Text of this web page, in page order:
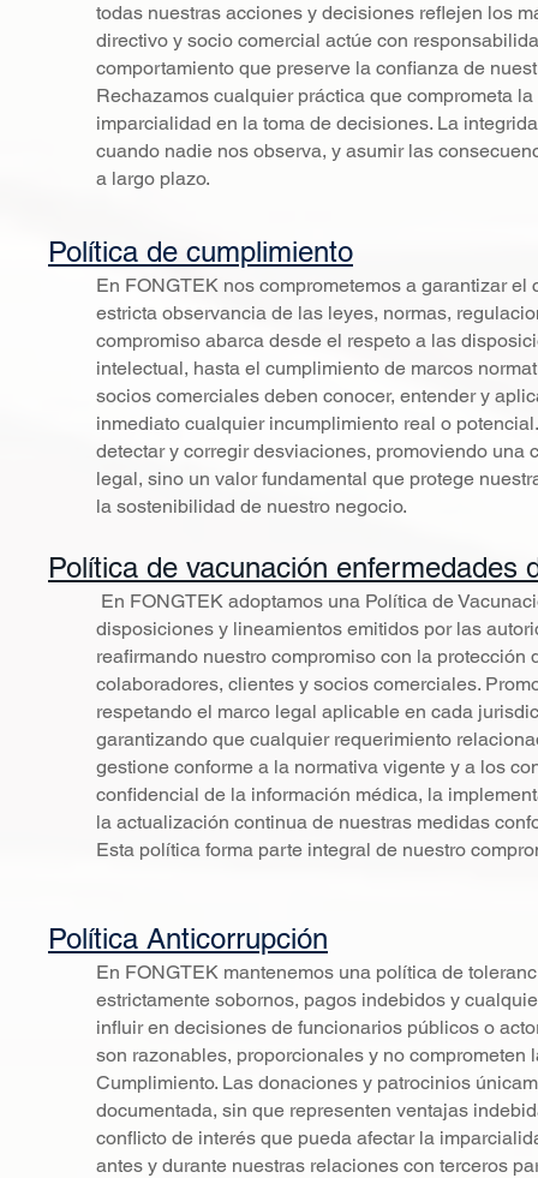
todas nuestras acciones y decisiones reflejen los
directivo y socio comercial actúe con
comportamiento que preserve la confianza de
Rechazamos cualquier práctica que comprometa
imparcialidad en la toma de decisiones. La
cuando nadie nos observa, y asumir las
a largo plazo.
Política de cumplimiento
En FONGTEK nos comprometemos a garantizar
estricta observancia de las leyes, normas,
compromiso abarca desde el respeto a las
intelectual, hasta el cumplimiento de marcos
socios comerciales deben conocer, entender y
inmediato cualquier incumplimiento real o
detectar y corregir desviaciones, promoviendo
legal, sino un valor fundamental que protege
la sostenibilidad de nuestro negocio.
Política de vacunación enfermedades
En FONGTEK adoptamos una Política de
disposiciones y lineamientos emitidos por las
reafirmando nuestro compromiso con la
colaboradores, clientes y socios comerciales.
respetando el marco legal aplicable en cada
garantizando que cualquier requerimiento
gestione conforme a la normativa vigente y a los
confidencial de la información médica, la
la actualización continua de nuestras medidas
Esta política forma parte integral de nuestro
Política Anticorrupción
En FONGTEK mantenemos una política de
estrictamente sobornos, pagos indebidos y
influir en decisiones de funcionarios públicos o
son razonables, proporcionales y no
Cumplimiento. Las donaciones y patrocinios
documentada, sin que representen ventajas
conflicto de interés que pueda afectar la
antes y durante nuestras relaciones con terceros